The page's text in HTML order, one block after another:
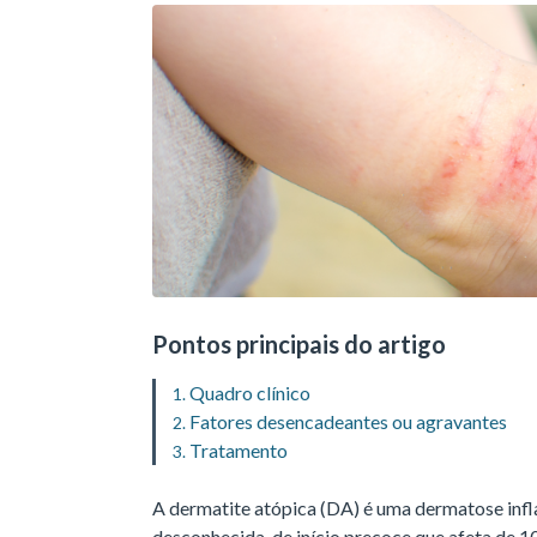
Pontos principais do artigo
Quadro clínico
Fatores desencadeantes ou agravantes
Tratamento
A dermatite atópica (DA) é uma dermatose